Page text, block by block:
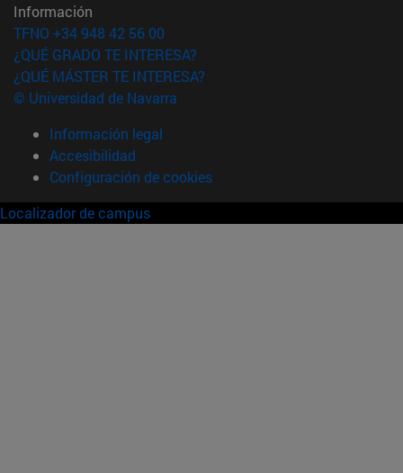
Información
TFNO +34 948 42 56 00
¿QUÉ GRADO TE INTERESA?
¿QUÉ MÁSTER TE INTERESA?
© Universidad de Navarra
Información legal
Accesibilidad
Configuración de cookies
Localizador de campus